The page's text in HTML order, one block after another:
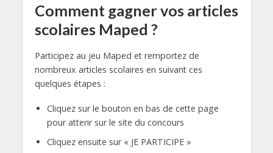
Comment gagner vos articles
scolaires Maped ?
Participez au jeu Maped et remportez de
nombreux articles scolaires en suivant ces
quelques étapes :
Cliquez sur le bouton en bas de cette page
pour atterir sur le site du concours
Cliquez ensuite sur « JE PARTICIPE »